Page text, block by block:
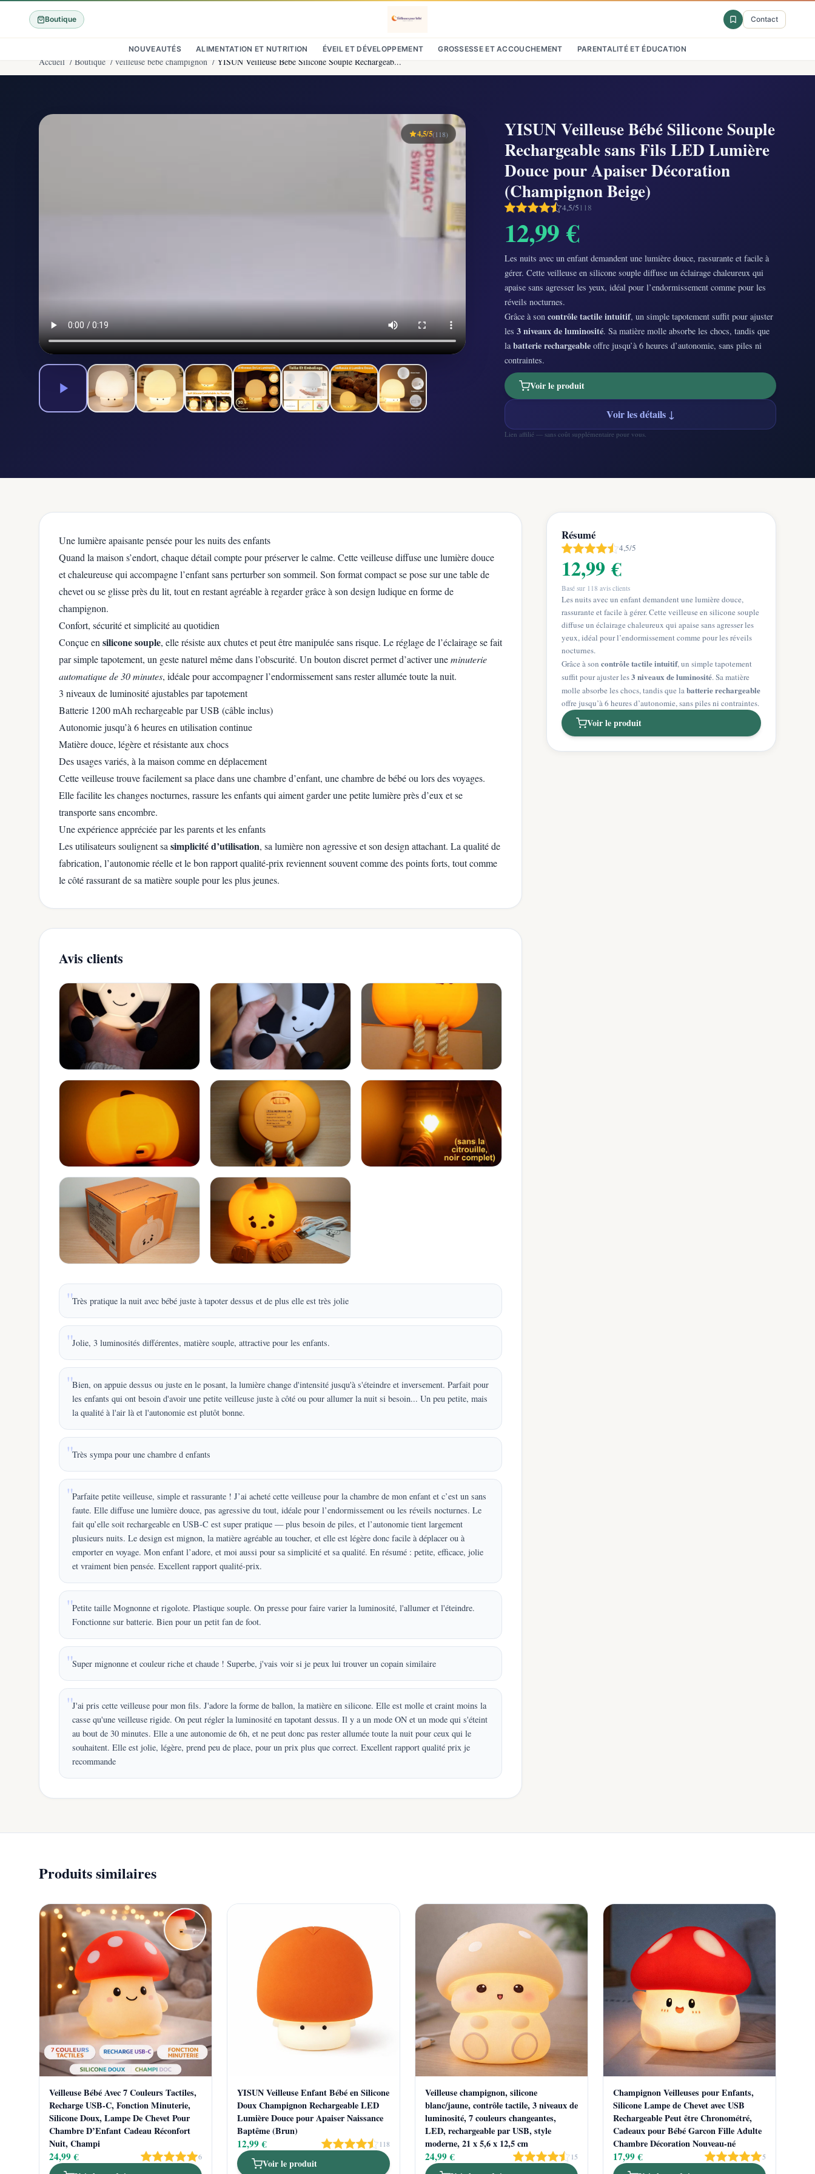
Boutique Contact
NOUVEAUTÉS ALIMENTATION ET NUTRITION ÉVEIL ET DÉVELOPPEMENT GROSSESSE ET ACCOUCHEMENT PARENTALITÉ ET ÉDUCATION
Accueil / Boutique / veilleuse bébé champignon / YISUN Veilleuse Bébé Silicone Souple Rechargeab...
4,5/5(118)
YISUN Veilleuse Bébé Silicone Souple
Rechargeable sans Fils LED Lumière
Douce pour Apaiser Décoration
(Champignon Beige)
4,5/5118
12,99 €
Les nuits avec un enfant demandent une lumière douce, rassurante et facile à
gérer. Cette veilleuse en silicone souple diffuse un éclairage chaleureux qui
apaise sans agresser les yeux, idéal pour l’endormissement comme pour les
réveils nocturnes.
Grâce à son contrôle tactile intuitif, un simple tapotement suffit pour ajuster
les 3 niveaux de luminosité. Sa matière molle absorbe les chocs, tandis que
labatterie rechargeable offre jusqu’à 6 heures d’autonomie, sans piles ni
contraintes.
Voir le produit
Voir les détails ↓
Lien affilié — sans coût supplémentaire pour vous.
Une lumière apaisante pensée pour les nuits des enfants
Quand la maison s’endort, chaque détail compte pour préserver le calme. Cette veilleuse diffuse une lumière douce
et chaleureuse qui accompagne l’enfant sans perturber son sommeil. Son format compact se pose sur une table de
chevet ou se glisse près du lit, tout en restant agréable à regarder grâce à son design ludique en forme de
champignon.
Confort, sécurité et simplicité au quotidien
Conçue en silicone souple, elle résiste aux chutes et peut être manipulée sans risque. Le réglage de l’éclairage se fait
par simple tapotement, un geste naturel même dans l’obscurité. Un bouton discret permet d’activer uneminuterie
automatique de 30 minutes, idéale pour accompagner l’endormissement sans rester allumée toute la nuit.
3 niveaux de luminosité ajustables par tapotement
Batterie 1200 mAh rechargeable par USB (câble inclus)
Autonomie jusqu’à 6 heures en utilisation continue
Matière douce, légère et résistante aux chocs
Des usages variés, à la maison comme en déplacement
Cette veilleuse trouve facilement sa place dans une chambre d’enfant, une chambre de bébé ou lors des voyages.
Elle facilite les changes nocturnes, rassure les enfants qui aiment garder une petite lumière près d’eux et se
transporte sans encombre.
Une expérience appréciée par les parents et les enfants
Les utilisateurs soulignent sa simplicité d’utilisation, sa lumière non agressive et son design attachant. La qualité de
fabrication, l’autonomie réelle et le bon rapport qualité-prix reviennent souvent comme des points forts, tout comme
le côté rassurant de sa matière souple pour les plus jeunes.
Avis clients
Très pratique la nuit avec bébé juste à tapoter dessus et de plus elle est très jolie
Jolie, 3 luminosités différentes, matière souple, attractive pour les enfants.
Bien, on appuie dessus ou juste en le posant, la lumière change d'intensité jusqu'à s'éteindre et inversement. Parfait pour
les enfants qui ont besoin d'avoir une petite veilleuse juste à côté ou pour allumer la nuit si besoin... Un peu petite, mais
la qualité à l'air là et l'autonomie est plutôt bonne.
Très sympa pour une chambre d enfants
Parfaite petite veilleuse, simple et rassurante ! J’ai acheté cette veilleuse pour la chambre de mon enfant et c’est un sans
faute. Elle diffuse une lumière douce, pas agressive du tout, idéale pour l’endormissement ou les réveils nocturnes. Le
fait qu’elle soit rechargeable en USB-C est super pratique — plus besoin de piles, et l’autonomie tient largement
plusieurs nuits. Le design est mignon, la matière agréable au toucher, et elle est légère donc facile à déplacer ou à
emporter en voyage. Mon enfant l’adore, et moi aussi pour sa simplicité et sa qualité. En résumé : petite, efficace, jolie
et vraiment bien pensée. Excellent rapport qualité-prix.
Petite taille Mognonne et rigolote. Plastique souple. On presse pour faire varier la luminosité, l'allumer et l'éteindre.
Fonctionne sur batterie. Bien pour un petit fan de foot.
Super mignonne et couleur riche et chaude ! Superbe, j'vais voir si je peux lui trouver un copain similaire
J'ai pris cette veilleuse pour mon fils. J'adore la forme de ballon, la matière en silicone. Elle est molle et craint moins la
casse qu'une veilleuse rigide. On peut régler la luminosité en tapotant dessus. Il y a un mode ON et un mode qui s'éteint
au bout de 30 minutes. Elle a une autonomie de 6h, et ne peut donc pas rester allumée toute la nuit pour ceux qui le
souhaitent. Elle est jolie, légère, prend peu de place, pour un prix plus que correct. Excellent rapport qualité prix je
recommande
Résumé
4,5/5
12,99 €
Basé sur 118 avis clients
Les nuits avec un enfant demandent une lumière douce,
rassurante et facile à gérer. Cette veilleuse en silicone souple
diffuse un éclairage chaleureux qui apaise sans agresser les
yeux, idéal pour l’endormissement comme pour les réveils
nocturnes.
Grâce à soncontrôle tactile intuitif, un simple tapotement
suffit pour ajuster les3 niveaux de luminosité. Sa matière
molle absorbe les chocs, tandis que labatterie rechargeable
offre jusqu’à 6 heures d’autonomie, sans piles ni contraintes.
Voir le produit
Produits similaires
Veilleuse Bébé Avec 7 Couleurs Tactiles,
Recharge USB-C, Fonction Minuterie,
Silicone Doux, Lampe De Chevet Pour
Chambre D’Enfant Cadeau Réconfort
Nuit, Champi
24,99 € 6
YISUN Veilleuse Enfant Bébé en Silicone
Doux Champignon Rechargeable LED
Lumière Douce pour Apaiser Naissance
Baptême (Brun)
12,99 € 118
Voir le produit
Veilleuse champignon, silicone
blanc/jaune, contrôle tactile, 3 niveaux de
luminosité, 7 couleurs changeantes,
LED, rechargeable par USB, style
moderne, 21 x 5,6 x 12,5 cm
24,99 € 15
Champignon Veilleuses pour Enfants,
Silicone Lampe de Chevet avec USB
Rechargeable Peut être Chronométré,
Cadeaux pour Bébé Garcon Fille Adulte
Chambre Décoration Nouveau-né
17,99 € 5